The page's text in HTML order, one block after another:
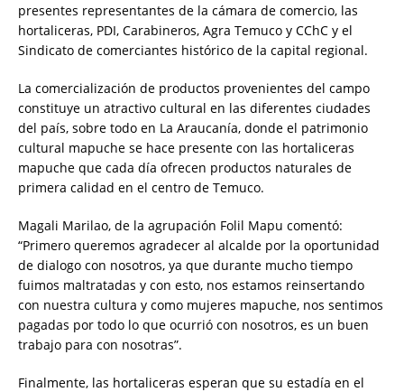
presentes representantes de la cámara de comercio, las
hortaliceras, PDI, Carabineros, Agra Temuco y CChC y el
Sindicato de comerciantes histórico de la capital regional.
La comercialización de productos provenientes del campo
constituye un atractivo cultural en las diferentes ciudades
del país, sobre todo en La Araucanía, donde el patrimonio
cultural mapuche se hace presente con las hortaliceras
mapuche que cada día ofrecen productos naturales de
primera calidad en el centro de Temuco.
Magali Marilao, de la agrupación Folil Mapu comentó:
“Primero queremos agradecer al alcalde por la oportunidad
de dialogo con nosotros, ya que durante mucho tiempo
fuimos maltratadas y con esto, nos estamos reinsertando
con nuestra cultura y como mujeres mapuche, nos sentimos
pagadas por todo lo que ocurrió con nosotros, es un buen
trabajo para con nosotras”.
Finalmente, las hortaliceras esperan que su estadía en el